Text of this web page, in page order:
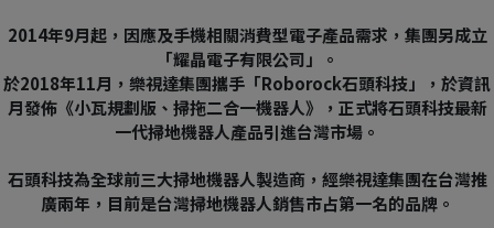
2014年9月起，因應及手機相關消費型電子產品需求，集團另成立
「耀晶電子有限公司」。
於2018年11月，樂視達集團攜手「Roborock石頭科技」，於資訊
月發佈《小瓦規劃版、掃拖二合一機器人》，正式將石頭科技最新
一代掃地機器人產品引進台灣市場。
石頭科技為全球前三大掃地機器人製造商，經樂視達集團在台灣推
廣兩年，目前是台灣掃地機器人銷售市占第一名的品牌。